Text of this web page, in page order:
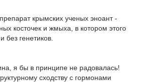
крымских ученых эноант -
косточек и жмыха, в котором этого
без генетиков.
я бы в принципе не радовалась!
сходству с гормонами